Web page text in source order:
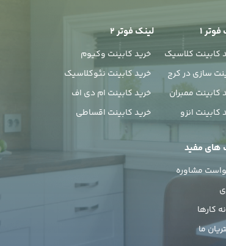
1
کابینت کلاسیک
سازی در کرج
کابینت ممبران
کابینت انزو
لینک فوتر 2
خرید کابینت وکیوم
خرید کابینت نئوکلاسیک
خرید کابینت ام دی اف
خرید کابینت اقساطی
های مفید
مشاوره
کارها
ما